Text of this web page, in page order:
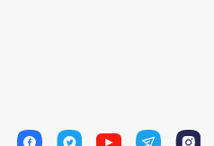
1 1 1 1 1